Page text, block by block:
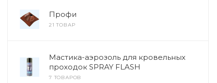
Профи
21 ТОВАР
Мастика-аэрозоль для кровельных
проходок SPRAY FLASH
7 ТОВАРОВ